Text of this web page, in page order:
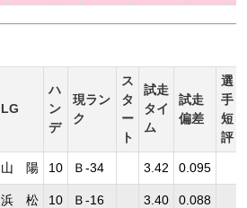
LG
ハ
ン
デ
現ラン
ク
ス
タ
ー
ト
試走
タイ
ム
試走
偏差
選
手
短
評
山 陽 10 Ｂ-34 3.42 0.095
浜 松 10 Ｂ-16 3.40 0.088